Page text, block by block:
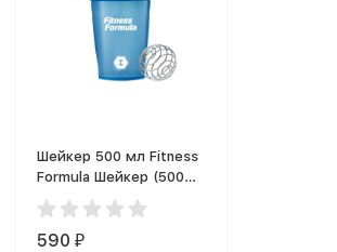
Шейкер 500 мл Fitness
Formula Шейкер (500
мл)
590 ₽